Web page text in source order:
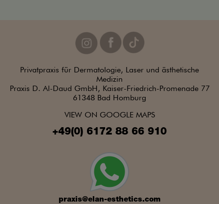
Privatpraxis für Dermatologie, Laser und ästhetische
Medizin
Praxis D. Al-Daud GmbH, Kaiser-Friedrich-Promenade 77
61348 Bad Homburg
VIEW ON GOOGLE MAPS
+49(0) 6172 88 66 910
praxis@elan-esthetics.com